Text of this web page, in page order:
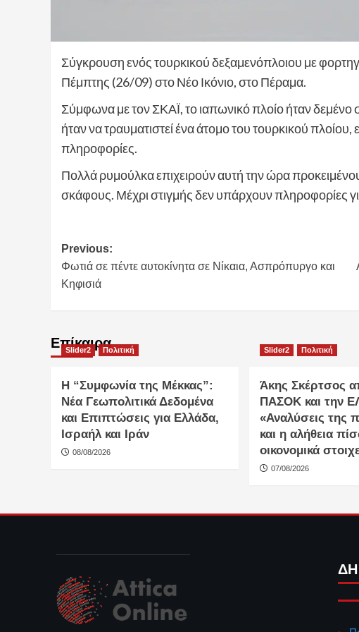
Σύγκρουση ενός τουρκικού δεξαμενόπλοιου με
Πέμπτης (26/09) στο Νέο Ικόνιο, στο Πέραμα.
Σύμφωνα με τον ΣΚΑΪ, το ιαπωνικό πλοίο ήταν
ήταν να τραυματιστεί ένα άτομο του τουρκικού
πληροφορίες.
Πολλά ρυμούλκα επιχειρούν αυτή την ώρα
σκάφους. Μέχρι στιγμής δεν υπάρχουν πληροφορίες
Post
navigation
Previous:
Φωτιά σε πέντε αυτοκίνητα σε Νίκαια, Ασπρόπυργο και
Κηφισιά
Επίκαιρα
Slider2 Πολιτική
Η “Συμφωνία της Μέκκας”:
Νέα Γεωπολιτικά Δεδομένα
και Επιπτώσεις για Ελλάδα,
Ισραήλ και Ιράν
08/08/2026
Slider2 Πολιτική
Άκης Σκέρτσος
ΠΑΣΟΚ και την
«Αναλύσεις της
και η αλήθεια
οικονομικά
07/08/2026